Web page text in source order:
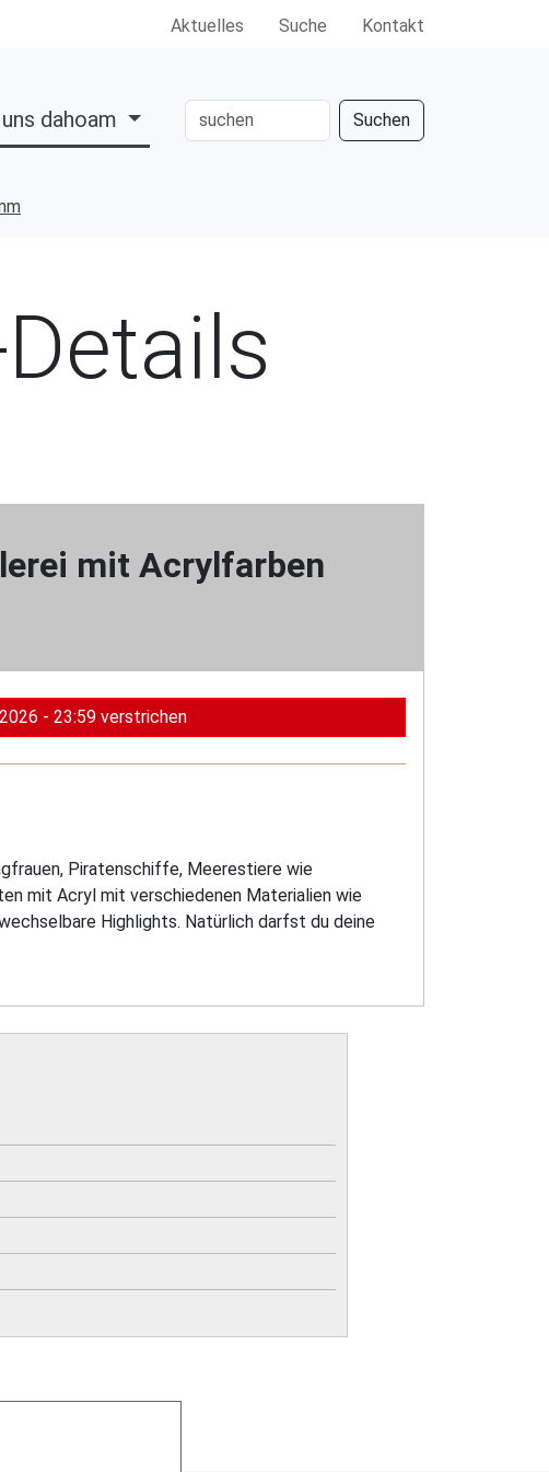
Aktuelles Suche Kontakt
dahoam Suchen
mit Acrylfarben
- 23:59 verstrichen
Piratenschiffe, Meerestiere wie
mit Acryl mit verschiedenen Materialien wie
Highlights. Natürlich darfst du deine